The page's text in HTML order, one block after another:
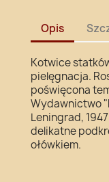
Opis
Kotwice
pielęgnacja.
poświęcona
Wydawnictwo
Leningrad,
delikatne
ołówkiem.